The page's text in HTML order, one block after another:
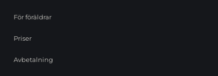
För föräldrar
Priser
Avbetalning